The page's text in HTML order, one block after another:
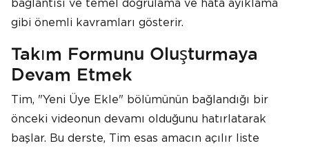
bağlantısı ve temel doğrulama ve hata ayıklama
gibi önemli kavramları gösterir.
Takım Formunu Oluşturmaya
Devam Etmek
Tim, "Yeni Üye Ekle" bölümünün bağlandığı bir
önceki videonun devamı olduğunu hatırlatarak
başlar. Bu derste, Tim esas amacın açılır liste